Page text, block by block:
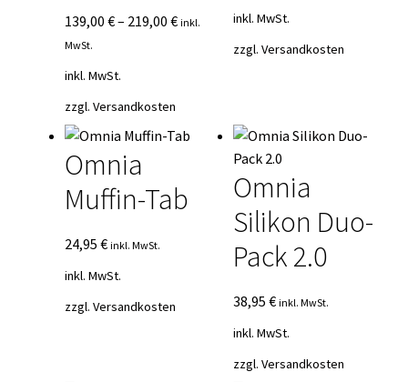
139,00 €– 219,00 € inkl.
MwSt.
inkl. MwSt.
zzgl. Versandkosten
inkl. MwSt.
zzgl.Versandkosten
Omnia
Muffin-Tab
24,95 € inkl. MwSt.
inkl. MwSt.
zzgl. Versandkosten
Omnia
Silikon Duo-
Pack 2.0
38,95€ inkl. MwSt.
inkl. MwSt.
zzgl.Versandkosten